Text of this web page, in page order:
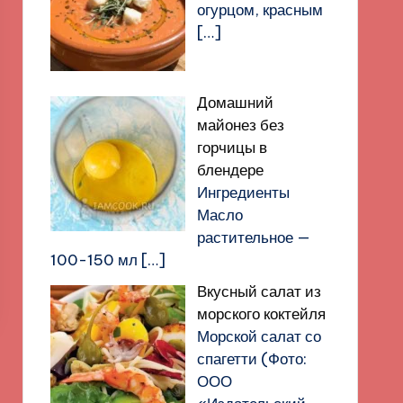
огурцом, красным
[…]
Домашний
майонез без
горчицы в
блендере
Ингредиенты
Масло
растительное —
100-150 мл […]
Вкусный салат из
морского коктейля
Морской салат со
спагетти (Фото:
ООО